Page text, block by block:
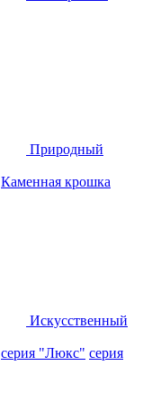
Природный
Каменная крошка
Искусственный
серия "Люкс" серия